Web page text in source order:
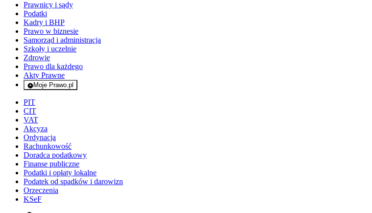
Prawnicy i sądy
Podatki
Kadry i BHP
Prawo w biznesie
Samorząd i administracja
Szkoły i uczelnie
Zdrowie
Prawo dla każdego
Akty Prawne
Moje Prawo.pl
- rejestracja i logowanie do serwisu
PIT
CIT
VAT
Akcyza
Ordynacja
Rachunkowość
Doradca podatkowy
Finanse publiczne
Podatki i opłaty lokalne
Podatek od spadków i darowizn
Orzeczenia
KSeF